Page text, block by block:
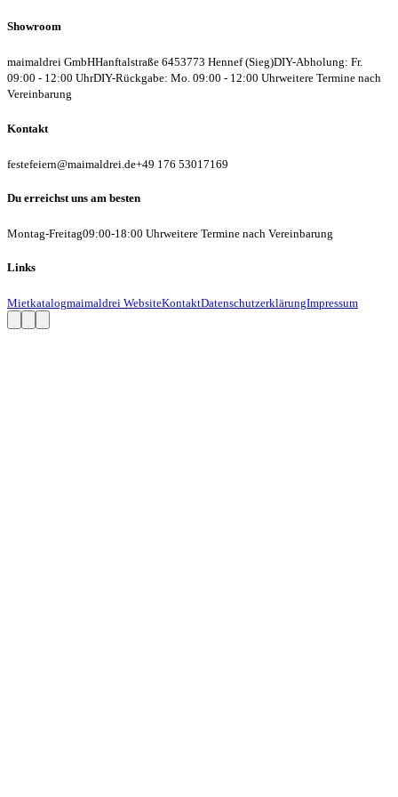
Showroom
maimaldrei GmbHHanftalstraße 6453773 Hennef (Sieg)DIY-Abholung: Fr.
09:00 - 12:00 UhrDIY-Rückgabe: Mo. 09:00 - 12:00 Uhrweitere Termine nach
Vereinbarung
Kontakt
festefeiern@maimaldrei.de+49 176 53017169
Du erreichst uns am besten
Montag-Freitag09:00-18:00 Uhrweitere Termine nach Vereinbarung
Links
Mietkatalogmaimaldrei WebsiteKontaktDatenschutzerklärungImpressum